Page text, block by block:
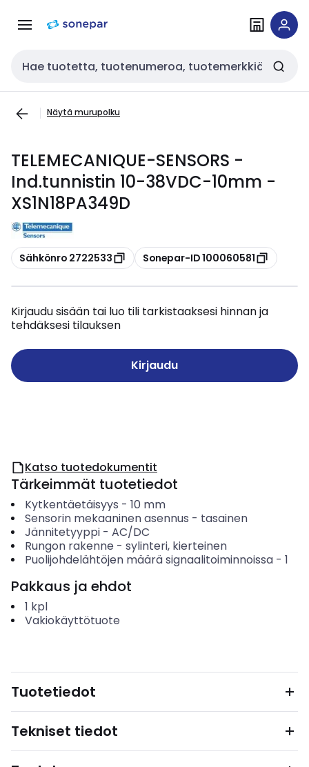
navigointiinsisältöön
Haku
Näytä murupolku
TELEMECANIQUE-SENSORS -
Ind.tunnistin 10-38VDC-10mm -
XS1N18PA349D
Kopioi
Sähkönro 2722533 Kopioi
Sonepar-ID 100060581
Kirjaudu sisään tai luo tili tarkistaaksesi hinnan ja
tehdäksesi tilauksen
Kirjaudu
Katso tuotedokumentit
Tärkeimmät tuotetiedot
Kytkentäetäisyys - 10 mm
Sensorin mekaaninen asennus - tasainen
Jännitetyyppi- AC/DC
Rungon rakenne - sylinteri, kierteinen
Puolijohdelähtöjen määrä signaalitoiminnoissa- 1
Pakkaus ja ehdot
1 kpl
Vakiokäyttötuote
Tuotetiedot
Tekniset tiedot